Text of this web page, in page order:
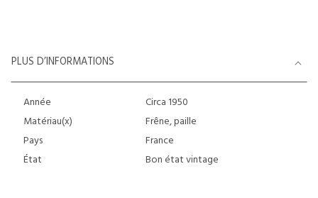
PLUS D’INFORMATIONS
Année
Circa 1950
Matériau(x)
Frêne, paille
Pays
France
État
Bon état vintage